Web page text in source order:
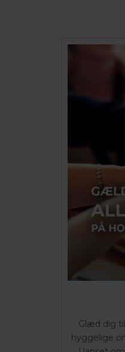
Glæd dig
hyggelige